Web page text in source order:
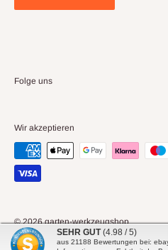
Folge uns
Wir akzeptieren
© 2026 garten-werkzeugshop
Powered by Shopify
SEHR GUT (4.98 / 5)
aus 21188 Bewertungen bei: